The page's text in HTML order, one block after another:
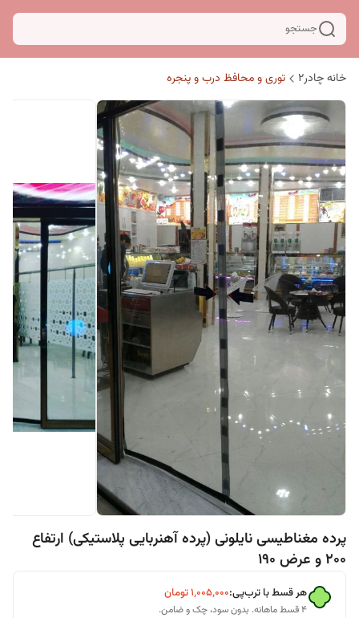
جستجو
خانه چادر۲ توری و محافظ درب و پنجره
پرده مغناطیسی نایلونی (پرده آهنربایی پلاستیکی) ارتفاع
200 و عرض 190
هر قسط با ترب‌پی:۱٬۰۰۵٬۰۰۰تومان
۴ قسط ماهانه. بدون سود، چک و ضامن.